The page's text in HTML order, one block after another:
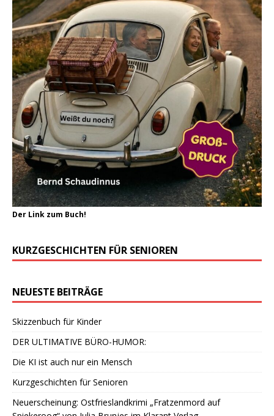
Der Link zum Buch!
KURZGESCHICHTEN FÜR SENIOREN
NEUESTE BEITRÄGE
Skizzenbuch für Kinder
DER ULTIMATIVE BÜRO-HUMOR:
Die KI ist auch nur ein Mensch
Kurzgeschichten für Senioren
Neuerscheinung: Ostfrieslandkrimi „Fratzenmord auf